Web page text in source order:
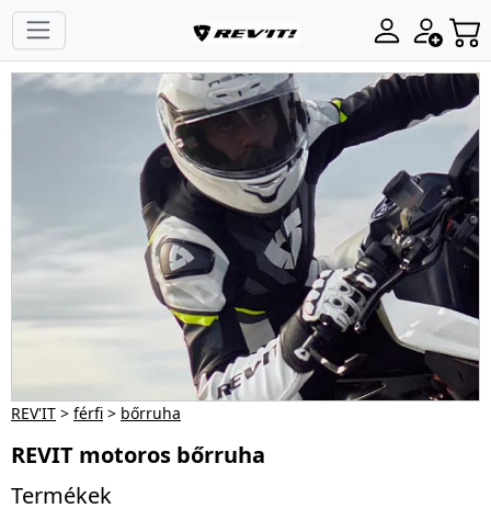
REV'IT > férfi > bőrruha
REVIT motoros bőrruha
Termékek